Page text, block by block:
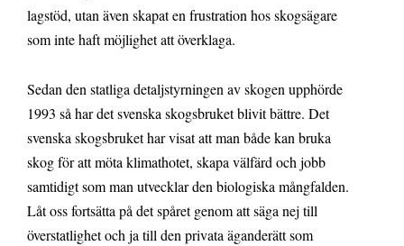
lagstöd, utan även skapat en frustration hos skogsägare
som inte haft möjlighet att överklaga.
Sedan den statliga detaljstyrningen av skogen upphörde
1993 så har det svenska skogsbruket blivit bättre. Det
svenska skogsbruket har visat att man både kan bruka
skog för att möta klimathotet, skapa välfärd och jobb
samtidigt som man utvecklar den biologiska mångfalden.
Låt oss fortsätta på det spåret genom att säga nej till
överstatlighet och ja till den privata äganderätt som